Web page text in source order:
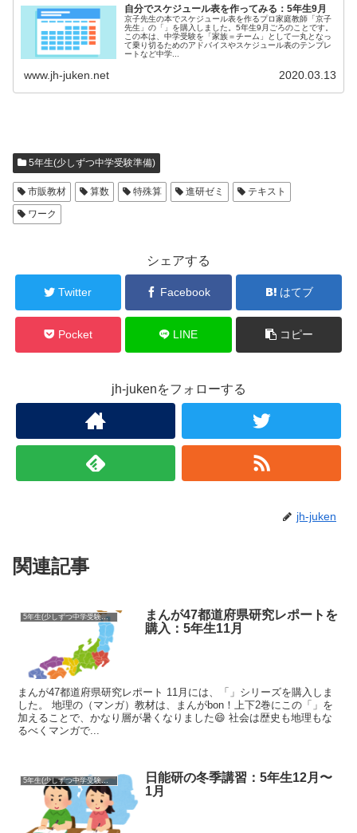
自分でスケジュール表を作ってみる：5年生9月
京子先生の本でスケジュール表を作るプロ家庭教師「京子
先生」の「」を購入しました。5年生9月ごろのことです。
この本は、中学受験を「家族＝チーム」として一丸となっ
て乗り切るためのアドバイスやスケジュール表のテンプレ
ートなど中学...
www.jh-juken.net 2020.03.13
5年生(少しずつ中学受験準備)
市販教材 算数 特殊算 進研ゼミ
テキスト
ワーク
シェアする
Twitter Facebook はてブ
Pocket LINE コピー
jh-jukenをフォローする
jh-juken
関連記事
5年生(少しずつ中学受験準備)
まんが47都道府県研究レポートを
購入：5年生11月
まんが47都道府県研究レポート 11月には、「」シリーズを購入しま
した。 地理の（マンガ）教材は、まんがbon！上下2巻にこの「」を
加えることで、かなり層が暑くなりました😄 社会は歴史も地理もな
るべくマンガで...
5年生(少しずつ中学受験準備)
日能研の冬季講習：5年生12月〜
1月